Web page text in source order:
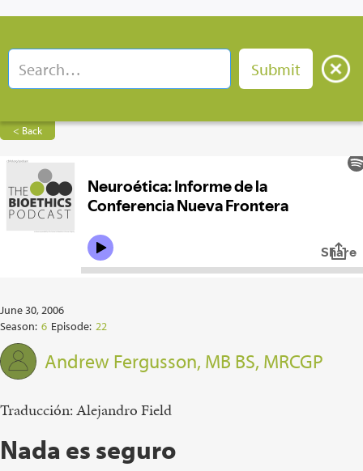
< Back
June 30, 2006
Season: 6 Episode: 22
Andrew Fergusson, MB BS, MRCGP
Traducción: Alejandro Field
Nada es seguro